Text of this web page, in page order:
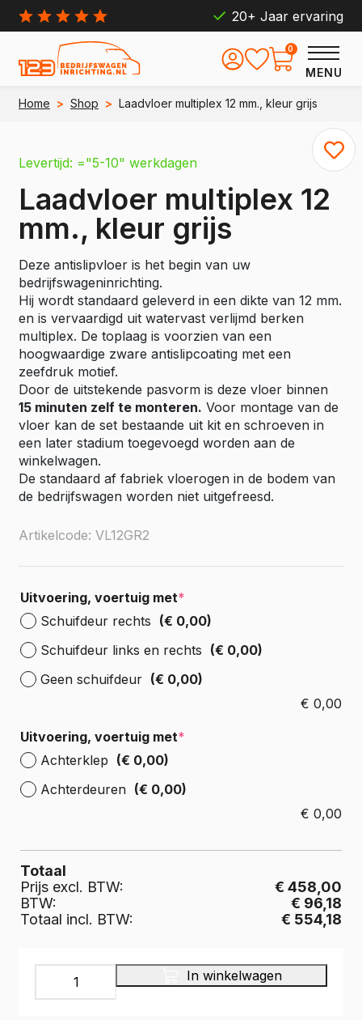
20+ Jaar ervaring
MENU
0
Home > Shop > Laadvloer multiplex 12 mm., kleur grijs
Levertijd: ="5-10" werkdagen
Laadvloer multiplex 12
mm., kleur grijs
Deze antislipvloer is het begin van uw
bedrijfswageninrichting.
Hij wordt standaard geleverd in een dikte van 12 mm.
en is vervaardigd uit watervast verlijmd berken
multiplex. De toplaag is voorzien van een
hoogwaardige zware antislipcoating met een
zeefdruk motief.
Door de uitstekende pasvorm is deze vloer binnen
15 minuten zelf te monteren. Voor montage van de
vloer kan de set bestaande uit kit en schroeven in
een later stadium toegevoegd worden aan de
winkelwagen.
De standaard af fabriek vloerogen in de bodem van
de bedrijfswagen worden niet uitgefreesd.
Artikelcode: VL12GR2
Uitvoering, voertuig met*
Schuifdeur rechts (€ 0,00)
Schuifdeur links en rechts (€ 0,00)
Geen schuifdeur (€ 0,00)
€ 0,00
Uitvoering, voertuig met*
Achterklep (€ 0,00)
Achterdeuren (€ 0,00)
€ 0,00
Totaal
Prijs excl. BTW:
€ 458,00
BTW:
€ 96,18
Totaal incl. BTW:
€ 554,18
Laadvloer
multiplex
In winkelwagen